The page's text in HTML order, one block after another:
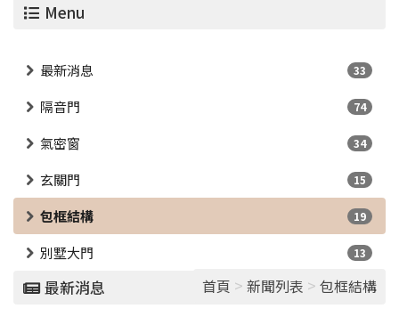
Menu
最新消息 33
隔音門 74
氣密窗 34
玄關門 15
包框結構 19
別墅大門 13
最新消息 首頁 > 新聞列表 > 包框結構